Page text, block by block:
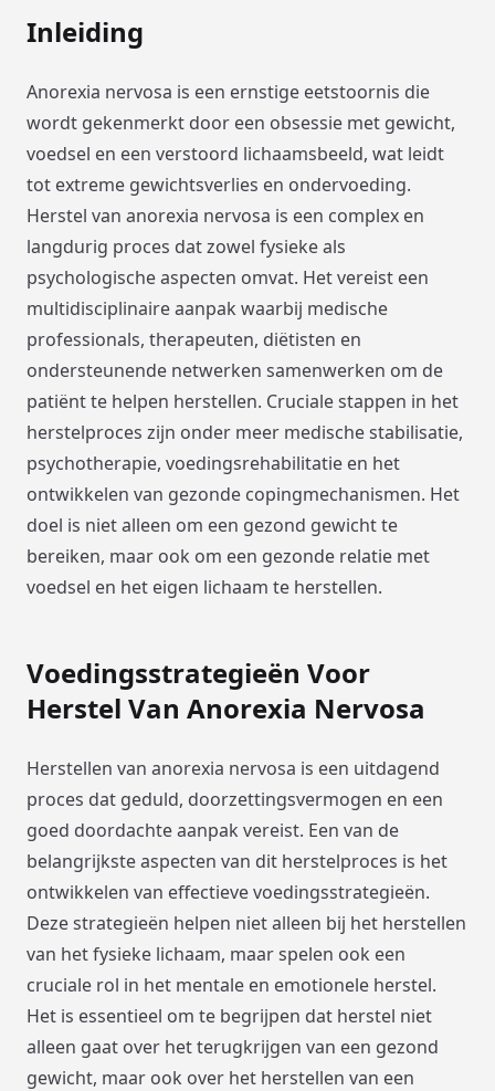
Inleiding
Anorexia nervosa is een ernstige eetstoornis die
wordt gekenmerkt door een obsessie met gewicht,
voedsel en een verstoord lichaamsbeeld, wat leidt
tot extreme gewichtsverlies en ondervoeding.
Herstel van anorexia nervosa is een complex en
langdurig proces dat zowel fysieke als
psychologische aspecten omvat. Het vereist een
multidisciplinaire aanpak waarbij medische
professionals, therapeuten, diëtisten en
ondersteunende netwerken samenwerken om de
patiënt te helpen herstellen. Cruciale stappen in het
herstelproces zijn onder meer medische stabilisatie,
psychotherapie, voedingsrehabilitatie en het
ontwikkelen van gezonde copingmechanismen. Het
doel is niet alleen om een gezond gewicht te
bereiken, maar ook om een gezonde relatie met
voedsel en het eigen lichaam te herstellen.
Voedingsstrategieën Voor
Herstel Van Anorexia Nervosa
Herstellen van anorexia nervosa is een uitdagend
proces dat geduld, doorzettingsvermogen en een
goed doordachte aanpak vereist. Een van de
belangrijkste aspecten van dit herstelproces is het
ontwikkelen van effectieve voedingsstrategieën.
Deze strategieën helpen niet alleen bij het herstellen
van het fysieke lichaam, maar spelen ook een
cruciale rol in het mentale en emotionele herstel.
Het is essentieel om te begrijpen dat herstel niet
alleen gaat over het terugkrijgen van een gezond
gewicht, maar ook over het herstellen van een